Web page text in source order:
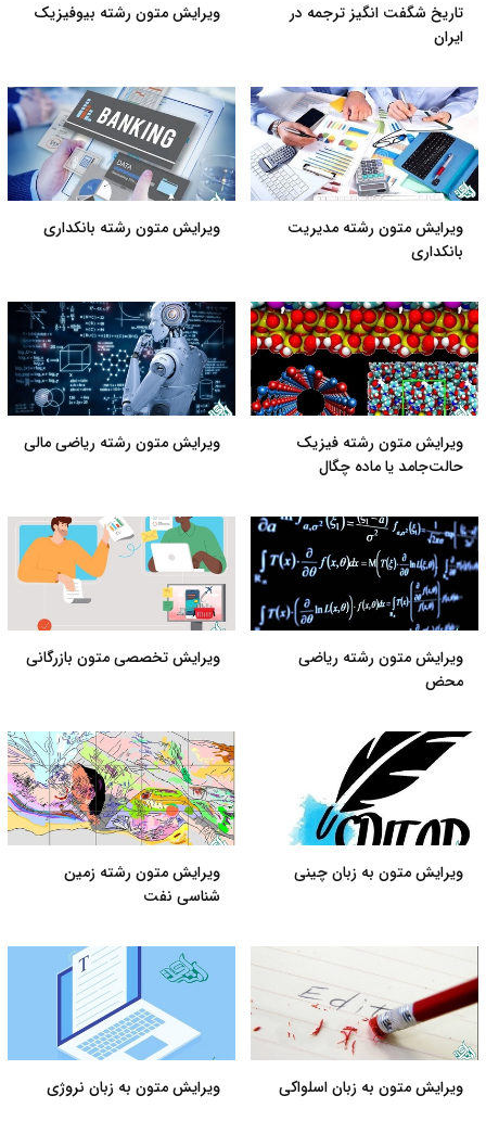
تاریخ شگفت انگیز ترجمه در
ایران
ویرایش متون رشته بیوفیزیک
ویرایش متون رشته مدیریت
بانکداری
ویرایش متون رشته بانکداری
ویرایش متون رشته فیزیک
حالت‌جامد یا ماده چگال
ویرایش متون رشته ریاضی مالی
ویرایش متون رشته ریاضی
محض
ویرایش تخصصی متون بازرگانی
ویرایش متون به زبان چینی
ویرایش متون رشته زمین
شناسی نفت
ویرایش متون به زبان اسلواکی ویرایش متون به زبان نروژی